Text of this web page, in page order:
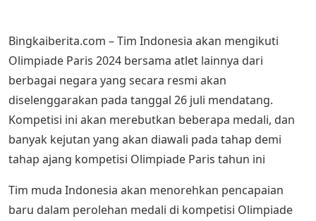
Bingkaiberita.com – Tim Indonesia akan mengikuti
Olimpiade Paris 2024 bersama atlet lainnya dari
berbagai negara yang secara resmi akan
diselenggarakan pada tanggal 26 juli mendatang.
Kompetisi ini akan merebutkan beberapa medali, dan
banyak kejutan yang akan diawali pada tahap demi
tahap ajang kompetisi Olimpiade Paris tahun ini
Tim muda Indonesia akan menorehkan pencapaian
baru dalam perolehan medali di kompetisi Olimpiade